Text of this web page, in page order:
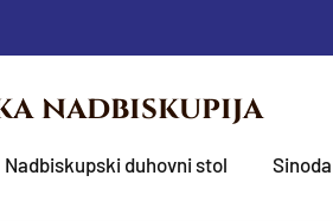
nadbiskupija
Nadbiskupski duhovni stol Sinoda